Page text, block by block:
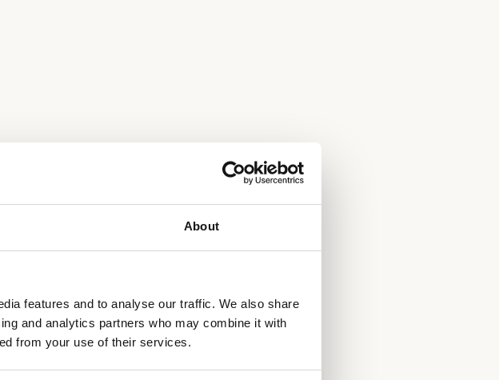
About
features and to analyse our traffic. We also share
and analytics partners who may combine it with
from your use of their services.